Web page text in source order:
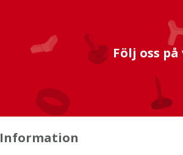
Följ oss
Information